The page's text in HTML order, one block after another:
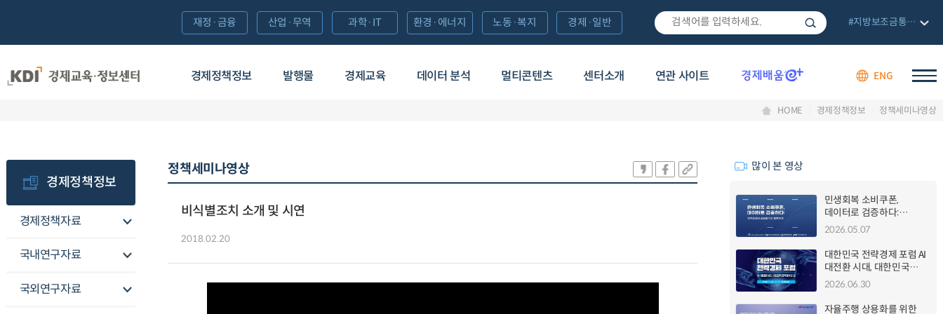
경제정책정보 발행물 경제교육 데이터 분석 멀티콘텐츠 센터소개 연관 사이트 ENG
재정·금융 산업·무역 과학·IT 환경·에너지 노동·복지 경제·일반 #지방보조금통합관리망
HOME 경제정책정보 정책세미나영상
경제정책정보
경제정책자료
국내연구자료
국외연구자료
정책세미나영상
비식별조치 소개 및 시연
2018.02.20
많이 본 영상
민생회복 소비쿠폰,
데이터로 검증하다:
정책효과의 실증분석과
2026.05.07
대한민국 전략경제 포럼 AI
대전환 시대, 대한민국
전략경제의 길
2026.06.30
자율주행 상용화를 위한